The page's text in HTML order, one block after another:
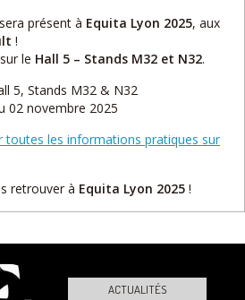
sera présent à Equita Lyon 2025, aux
!
sur le Hall 5 – Stands M32 et N32.
5, Stands M32 & N32
02 novembre 2025
toutes les informations pratiques sur
retrouver à Equita Lyon 2025 !
ACTUALITÉS